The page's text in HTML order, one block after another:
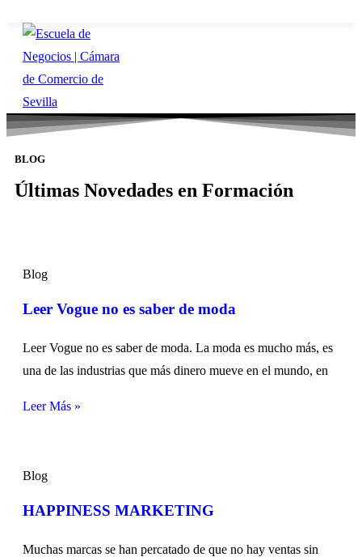
BLOG
Últimas Novedades en Formación
Blog
Leer Vogue no es saber de moda
Leer Vogue no es saber de moda. La moda es mucho más, es
una de las industrias que más dinero mueve en el mundo, en
Leer Más »
Blog
HAPPINESS MARKETING
Muchas marcas se han percatado de que no hay ventas sin